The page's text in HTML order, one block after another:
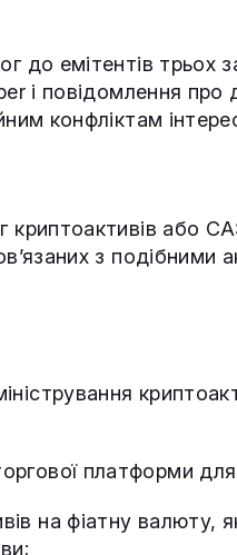
до емітентів трьох
і повідомлення
конфліктам
криптоактивів або
з подібними
платформи для
на фіатну